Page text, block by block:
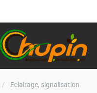
Eclairage, signalisation